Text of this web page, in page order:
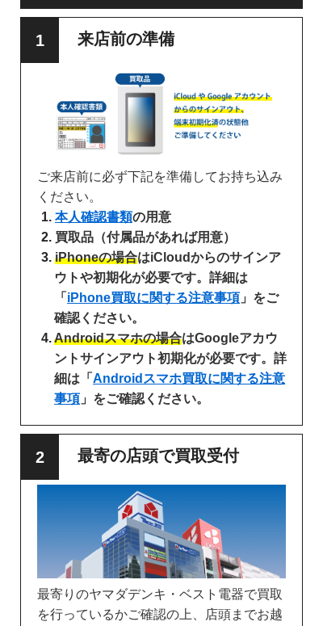
来店前の準備
ご来店前に必ず下記を準備してお持ち込み
ください。
本人確認書類の用意
買取品（付属品があれば用意）
iPhoneの場合はiCloudからのサインア
ウトや初期化が必要です。詳細は
「 iPhone買取に関する注意事項 」をご
確認ください。
Androidスマホの場合はGoogleアカウ
ントサインアウト初期化が必要です。詳
細は「 Androidスマホ買取に関する注意
事項 」をご確認ください。
最寄の店頭で買取受付
最寄りのヤマダデンキ・ベスト電器で買取
を行っているかご確認の上、店頭までお越